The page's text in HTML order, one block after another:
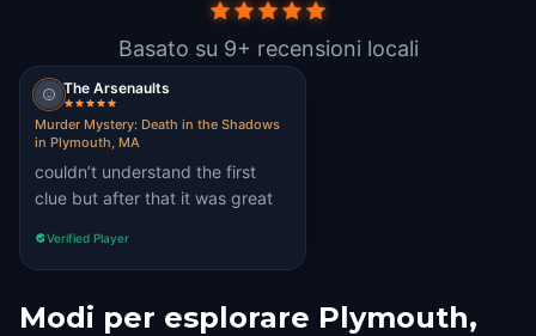
Basato su 9+ recensioni locali
The Arsenaults
Murder Mystery: Death in the Shadows
in Plymouth, MA
couldn’t understand the first
clue but after that it was great
Verified Player
Modi per esplorare Plymouth,